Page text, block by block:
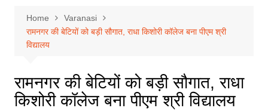
Home
Varanasi
रामनगर की बेटियों को बड़ी सौगात, राधा किशोरी कॉलेज बना पीएम श्री
विद्यालय
रामनगर की बेटियों को बड़ी सौगात, राधा
किशोरी कॉलेज बना पीएम श्री विद्यालय